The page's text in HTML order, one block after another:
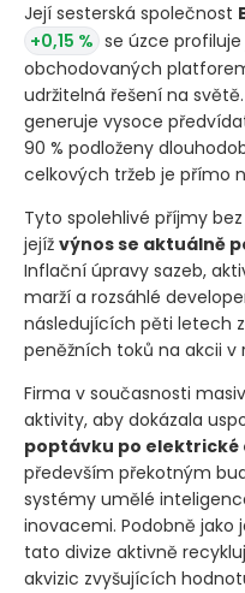
Její sesterská společnost
+0,15 % se úzce
obchodovaných
udržitelná řešení na
generuje vysoce
90 % podloženy
celkových tržeb je přímo
Tyto spolehlivé příjmy
jejíž výnos se aktuálně
Inflační úpravy sazeb,
marží a rozsáhlé
následujících pěti letech
peněžních toků na akcii v
Firma v současnosti
aktivity, aby dokázala
poptávku po elektrické
především překotným
systémy umělé
inovacemi. Podobně jako
tato divize aktivně
akvizic zvyšujících